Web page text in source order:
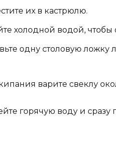
их в кастрюлю.
холодной водой,
одну столовую ложку
варите свеклу
горячую воду и